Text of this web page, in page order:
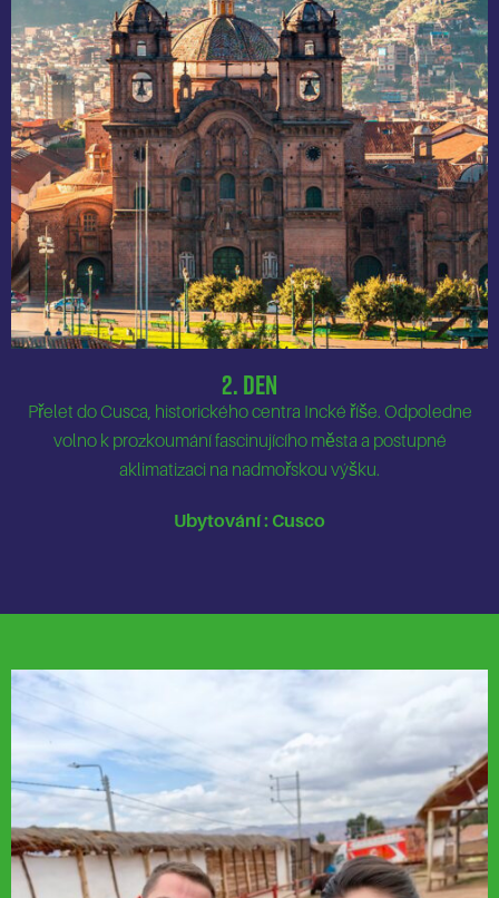
2. Den
Přelet do Cusca, historického centra Incké říše. Odpoledne
volno k prozkoumání fascinujícího města a postupné
aklimatizaci na nadmořskou výšku.
Ubytování : Cusco